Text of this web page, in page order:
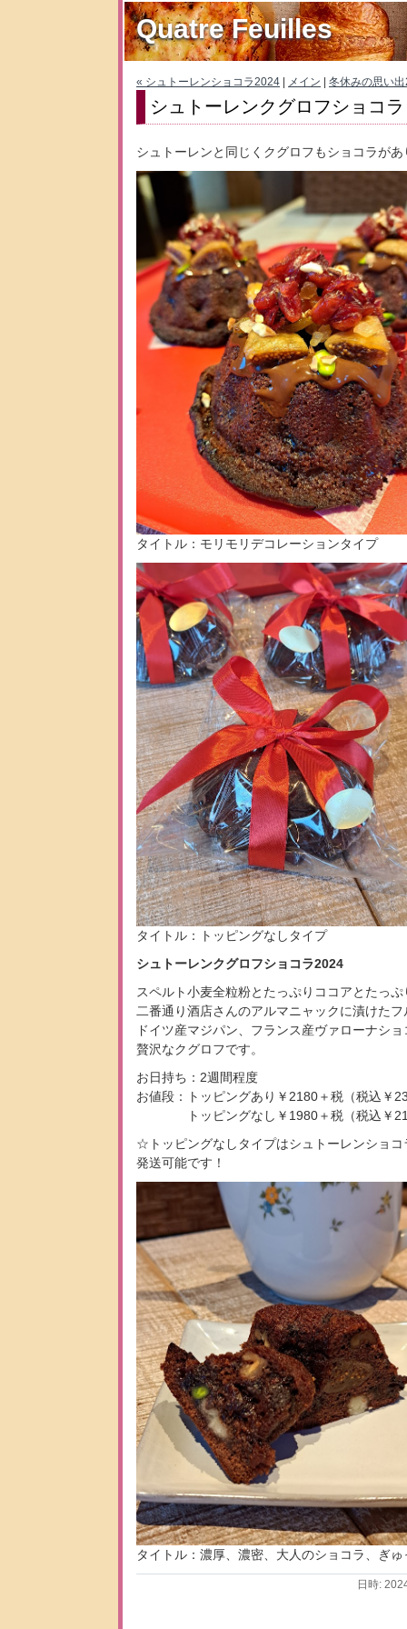
Quatre Feuilles
« シュトーレンショコラ2024 メイン 冬休みの思い
シュトーレンクグロフショコラ
シュトーレンと同じくクグロフもショコラがあ
タイトル：モリモリデコレーションタイプ
タイトル：トッピングなしタイプ
シュトーレンクグロフショコラ2024
スペルト小麦全粒粉とたっぷりココアとたっ
二番通り酒店さんのアルマニャックに漬けたフ
ドイツ産マジパン、フランス産ヴァローナシ
贅沢なクグロフです。
お日持ち：2週間程度
お値段：トッピングあり￥2180＋税（税込￥
トッピングなし￥1980＋税（税込￥
☆トッピングなしタイプはシュトーレンショコ
発送可能です！
タイトル：濃厚、濃密、大人のショコラ、ぎ
日時: